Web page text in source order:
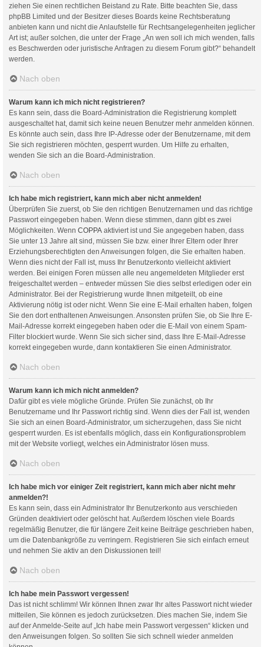
ziehen Sie einen rechtlichen Beistand zu Rate. Bitte beachten Sie, dass
phpBB Limited und der Besitzer dieses Boards keine Rechtsberatung
anbieten kann und nicht die Anlaufstelle für Rechtsangelegenheiten jeglicher
Art ist; außer solchen, die unter der Frage „An wen soll ich mich wenden, falls
es Beschwerden oder juristische Anfragen zu diesem Forum gibt?“ behandelt
werden.
Nach oben
Warum kann ich mich nicht registrieren?
Es kann sein, dass die Board-Administration die Registrierung komplett
ausgeschaltet hat, damit sich keine neuen Benutzer mehr anmelden können.
Es könnte auch sein, dass Ihre IP-Adresse oder der Benutzername, mit dem
Sie sich registrieren möchten, gesperrt wurden. Um Hilfe zu erhalten,
wenden Sie sich an die Board-Administration.
Nach oben
Ich habe mich registriert, kann mich aber nicht anmelden!
Überprüfen Sie zuerst, ob Sie den richtigen Benutzernamen und das richtige
Passwort eingegeben haben. Wenn diese stimmen, dann gibt es zwei
Möglichkeiten. Wenn COPPA aktiviert ist und Sie angegeben haben, dass
Sie unter 13 Jahre alt sind, müssen Sie bzw. einer Ihrer Eltern oder Ihrer
Erziehungsberechtigten den Anweisungen folgen, die Sie erhalten haben.
Wenn dies nicht der Fall ist, muss Ihr Benutzerkonto vielleicht aktiviert
werden. Bei einigen Foren müssen alle neu angemeldeten Mitglieder erst
freigeschaltet werden – entweder müssen Sie dies selbst erledigen oder ein
Administrator. Bei der Registrierung wurde Ihnen mitgeteilt, ob eine
Aktivierung nötig ist oder nicht. Wenn Sie eine E-Mail erhalten haben, folgen
Sie den dort enthaltenen Anweisungen. Ansonsten prüfen Sie, ob Sie Ihre E-
Mail-Adresse korrekt eingegeben haben oder die E-Mail von einem Spam-
Filter blockiert wurde. Wenn Sie sich sicher sind, dass Ihre E-Mail-Adresse
korrekt eingegeben wurde, dann kontaktieren Sie einen Administrator.
Nach oben
Warum kann ich mich nicht anmelden?
Dafür gibt es viele mögliche Gründe. Prüfen Sie zunächst, ob Ihr
Benutzername und Ihr Passwort richtig sind. Wenn dies der Fall ist, wenden
Sie sich an einen Board-Administrator, um sicherzugehen, dass Sie nicht
gesperrt wurden. Es ist ebenfalls möglich, dass ein Konfigurationsproblem
mit der Website vorliegt, welches ein Administrator lösen muss.
Nach oben
Ich habe mich vor einiger Zeit registriert, kann mich aber nicht mehr
anmelden?!
Es kann sein, dass ein Administrator Ihr Benutzerkonto aus verschieden
Gründen deaktiviert oder gelöscht hat. Außerdem löschen viele Boards
regelmäßig Benutzer, die für längere Zeit keine Beiträge geschrieben haben,
um die Datenbankgröße zu verringern. Registrieren Sie sich einfach erneut
und nehmen Sie aktiv an den Diskussionen teil!
Nach oben
Ich habe mein Passwort vergessen!
Das ist nicht schlimm! Wir können Ihnen zwar Ihr altes Passwort nicht wieder
mitteilen, Sie können es jedoch zurücksetzen. Dies machen Sie, indem Sie
auf der Anmelde-Seite auf „Ich habe mein Passwort vergessen“ klicken und
den Anweisungen folgen. So sollten Sie sich schnell wieder anmelden